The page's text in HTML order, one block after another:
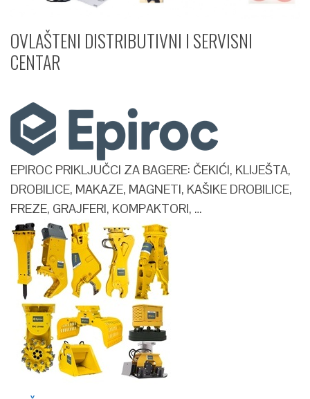
OVLAŠTENI DISTRIBUTIVNI I SERVISNI
CENTAR​
EPIROC PRIKLJUČCI ZA BAGERE: ČEKIĆI, KLIJEŠTA,
DROBILICE, MAKAZE, MAGNETI, KAŠIKE DROBILICE,
FREZE, GRAJFERI, KOMPAKTORI, …